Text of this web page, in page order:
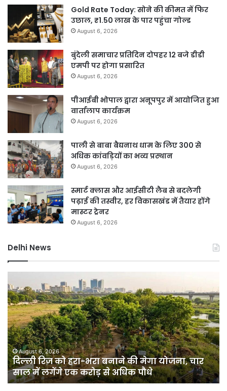
Gold Rate Today: सोने की कीमत में फिर
उछाल, ₹1.50 लाख के पार पहुंचा गोल्ड
August 6, 2026
बुंदेली समाचार प्रतिदिन दोपहर 12 बजे डीडी
एमपी पर होगा प्रसारित
August 6, 2026
पीआईबी भोपाल द्वारा अनूपपुर में आयोजित हुआ
वार्तालाप कार्यक्रम
August 6, 2026
पाली से बाबा बैद्यनाथ धाम के लिए 300 से
अधिक कांवड़ियों का भव्य प्रस्थान
August 6, 2026
स्मार्ट क्लास और आईसीटी लैब से बदलेगी
पढ़ाई की तस्वीर, हर विकासखंड में तैयार होंगे
मास्टर ट्रेनर
August 6, 2026
Delhi News
रिज
को
हरा-
भरा
बनाने
की
मेगा
योजना,
चार
साल
August 6, 2026
दिल्ली रिज को हरा-भरा बनाने की मेगा योजना, चार
साल में लगेंगे एक करोड़ से अधिक पौधे
से
के
बीच